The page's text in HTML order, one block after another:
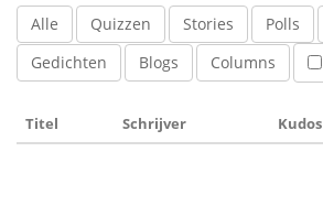
Alle Quizzen Stories Polls
Gedichten
Blogs Columns
Titel Schrijver Kudos